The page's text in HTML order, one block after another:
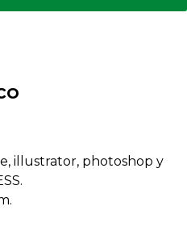
illustrator, photoshop y